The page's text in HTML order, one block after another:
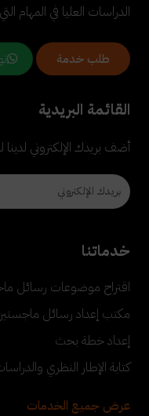
الدراسات العليا في المهام
طلب خدمة
القائمة البريدية
أضف بريدك الإلكتروني
خدماتنا
اقتراح موضوعات رسائل
مكتب إعداد رسائل ماجستير
إعداد خطة بحث
كتابة الإطار النظري
عرض جميع الخدمات